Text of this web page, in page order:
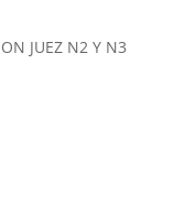
JUEZ N2 Y N3